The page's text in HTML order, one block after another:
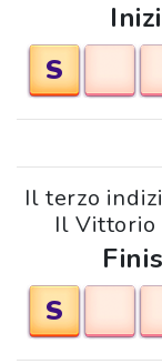
S
Il terzo
Il Vittorio
S